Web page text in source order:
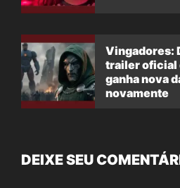
Vingadores:
trailer oficial
ganha nova
novamente
DEIXE SEU